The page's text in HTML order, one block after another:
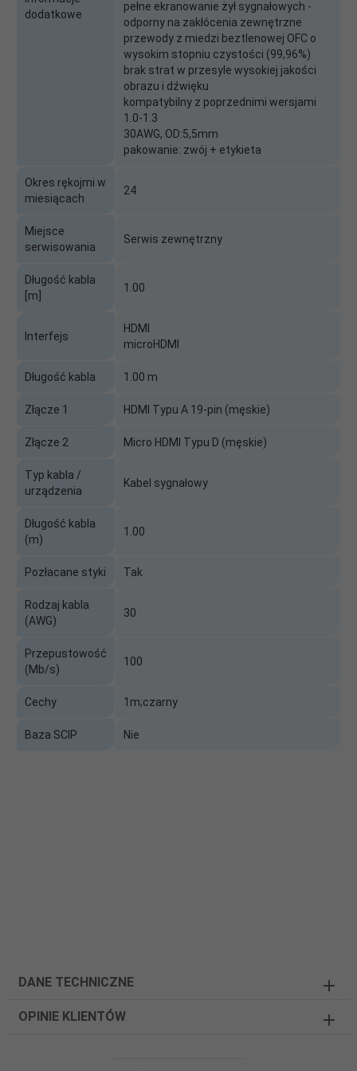
dodatkowe
pełne ekranowanie żył sygnałowych -
odporny na zakłócenia zewnętrzne
przewody z miedzi beztlenowej OFC o
wysokim stopniu czystości (99,96%)
brak strat w przesyle wysokiej jakości
obrazu i dźwięku
kompatybilny z poprzednimi wersjami
1.0-1.3
30AWG, OD:5,5mm
pakowanie: zwój + etykieta
Okres rękojmi w
miesiącach
24
Miejsce
serwisowania
Serwis zewnętrzny
Długość kabla
[m]
1.00
Interfejs
HDMI
microHDMI
Długość kabla 1.00 m
Złącze 1 HDMI Typu A 19-pin (męskie)
Złącze 2 Micro HDMI Typu D (męskie)
Typ kabla /
urządzenia
Kabel sygnałowy
Długość kabla
(m)
1.00
Pozłacane styki Tak
Rodzaj kabla
(AWG)
30
Przepustowość
(Mb/s)
100
Cechy 1m;czarny
Baza SCIP Nie
DANE TECHNICZNE
OPINIE KLIENTÓW